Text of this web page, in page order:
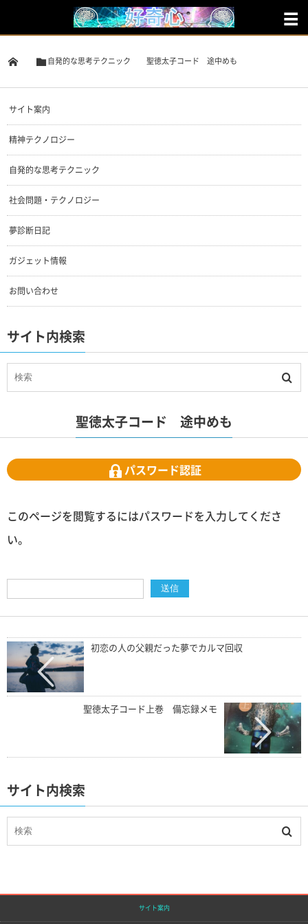
自発的な思考テクニック 聖徳太子コード 途中めも
サイト案内
精神テクノロジー
自発的な思考テクニック
社会問題・テクノロジー
夢診断日記
ガジェット情報
お問い合わせ
サイト内検索
聖徳太子コード 途中めも
パスワード認証
このページを閲覧するにはパスワードを入力してくださ
い。
初恋の人の父親だった夢でカルマ回収
聖徳太子コード上巻 備忘録メモ
サイト内検索
サイト案内